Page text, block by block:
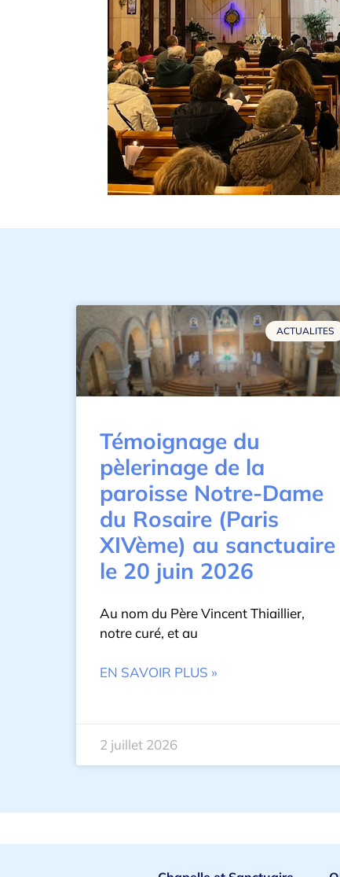
ACTUALITES
Témoignage du
pèlerinage de la
paroisse Notre-Dame
du Rosaire (Paris
XIVème) au sanctuaire
le 20 juin 2026
Au nom du Père Vincent Thiaillier,
notre curé, et au
EN SAVOIR PLUS »
2 juillet 2026